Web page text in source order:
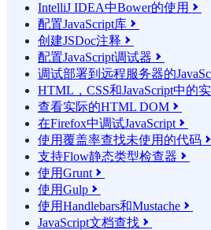
IntelliJ IDEA中Bower的使用 
配置JavaScript库 
创建JSDoc注释 
配置JavaScript调试器 
调试部署到远程服务器的
HTML，CSS和JavaScript中的
查看实际的HTML DOM 
在Firefox中调试JavaScript 
使用覆盖率查找未使用的代码 
支持Flow静态类型检查器 
使用Grunt 
使用Gulp 
使用Handlebars和Mustache 
JavaScript文档查找 